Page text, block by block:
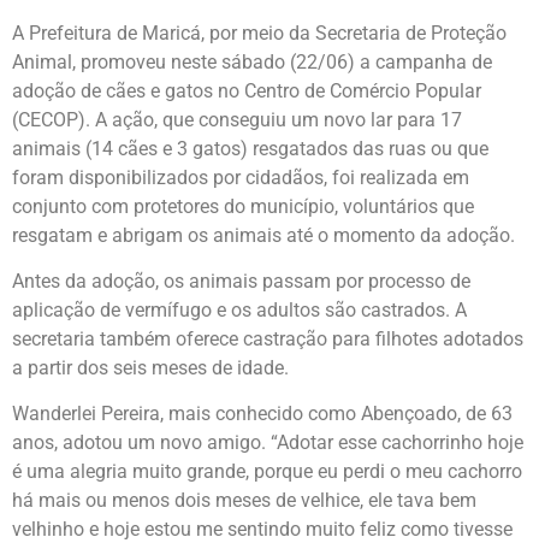
A Prefeitura de Maricá, por meio da Secretaria de Proteção
Animal, promoveu neste sábado (22/06) a campanha de
adoção de cães e gatos no Centro de Comércio Popular
(CECOP). A ação, que conseguiu um novo lar para 17
animais (14 cães e 3 gatos) resgatados das ruas ou que
foram disponibilizados por cidadãos, foi realizada em
conjunto com protetores do município, voluntários que
resgatam e abrigam os animais até o momento da adoção.
Antes da adoção, os animais passam por processo de
aplicação de vermífugo e os adultos são castrados. A
secretaria também oferece castração para filhotes adotados
a partir dos seis meses de idade.
Wanderlei Pereira, mais conhecido como Abençoado, de 63
anos, adotou um novo amigo. “Adotar esse cachorrinho hoje
é uma alegria muito grande, porque eu perdi o meu cachorro
há mais ou menos dois meses de velhice, ele tava bem
velhinho e hoje estou me sentindo muito feliz como tivesse